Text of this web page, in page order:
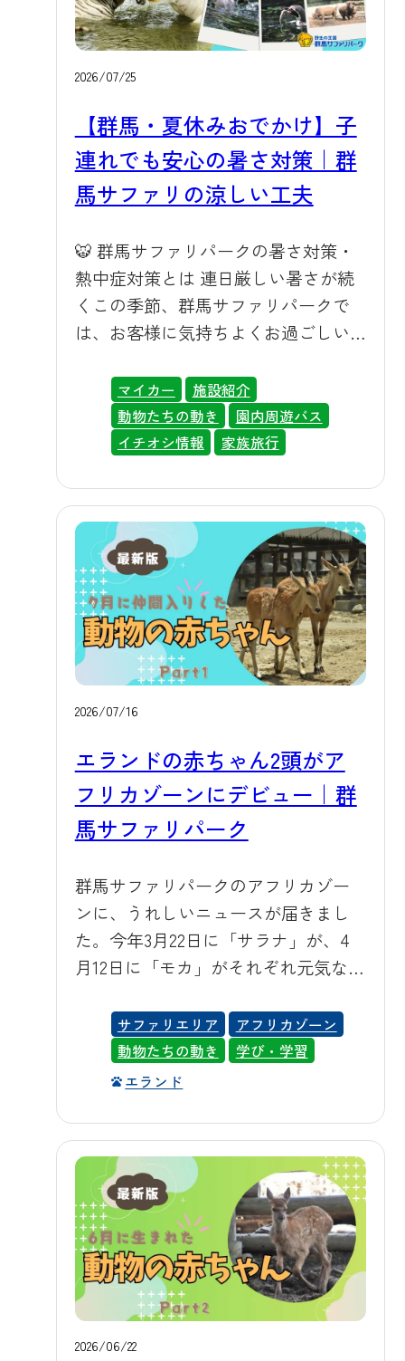
2026/07/25
【群馬・夏休みおでかけ】子
連れでも安心の暑さ対策｜群
馬サファリの涼しい工夫
🐯 群馬サファリパークの暑さ対策・
熱中症対策とは 連日厳しい暑さが続
くこの季節、群馬サファリパークで
は、お客様に気持ちよくお過ごしい
気に夏を乗り切れるよう、園内のあ
らゆる場所で暑さ対策・熱中症対策
を行っています。屋外中心の施設だ
ちの健康を守るために、さまざまな
工夫を重ねてきました。今回は、そ
の取り組みを詳しくご紹介いたしま
す。夏のおでかけ先を検討されてい
る方は、ぜひ参考にしてください。
🌬️お客様向けの暑さ対策 総合案内所
や売店前、ウオーキングサファリな
ど、園内の各所にはミストが噴霧さ
れるスポットを設けています。歩き
な霧を浴びれば、体感温度がぐっと
下がります。また、冷風扇やスポッ
トクーラー、ミスト付きの大型扇風
機も園内の要所に配置しています。
強い風とミストを組み合わせること
で、屋外でもしっかりと涼を感じて
いただけます。園内には木々が生い
茂るエリアが多く、日陰や木陰でひ
と休みしながら暑さをしのいでいた
だくこともできます。暑いときは無
理をせずこうした休憩スポットをご
利用ください。 バス乗り場ミスト ウ
オーキングゾーンミスト スポットク
ーラー 冷風扇 日陰 ミスト扇風機 🚎
園内車両はエアコン完備で快適 エサ
やりバスやサファリバスなどの園内
周遊バスは、すべてエアコンを完備
しています。炎天下の中でも、バス
に乗った瞬間からキンキンに冷えた
快適な空間でお過ごしいただけます
ので、動物たちの様子をゆったりと
眺めながら涼を取っていただけま
マイカー
施設紹介
動物たちの動き
園内周遊バス
イチオシ情報
家族旅行
2026/07/16
エランドの赤ちゃん2頭がア
フリカゾーンにデビュー｜群
馬サファリパーク
群馬サファリパークのアフリカゾー
ンに、うれしいニュースが届きまし
た。今年3月22日に「サラナ」が、4
月12日に「モカ」がそれぞれ元気な女
長を見守られてきた2頭が、このたび
アフリカゾーンの展示場デビューを
果たしました。 🦌 エランドの赤ちゃ
のサバンナに暮らす、世界最大のア
ンテロープです。成体になると堂々
とした体格になりますが、赤ちゃん
のうちは脚がすらりと長く、体にう
っすらと白い縦縞が入っているのが
特徴です。大きな瞳とつぶらな表情
がとても愛らしく、じっと見つめて
くる仕草にお客様の心もほっこりす
るはずです。 🌿 展示場での様子 デビ
サファリエリア
アフリカゾーン
動物たちの動き
学び・学習
エランド
2026/06/22